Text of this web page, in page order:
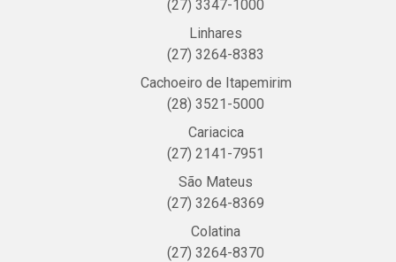
(27) 3347-1000
Linhares
(27) 3264-8383
Cachoeiro de Itapemirim
(28) 3521-5000
Cariacica
(27) 2141-7951
São Mateus
(27) 3264-8369
Colatina
(27) 3264-8370